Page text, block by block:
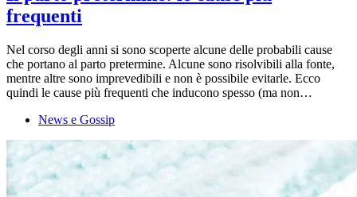
frequenti
Nel corso degli anni si sono scoperte alcune delle probabili cause
che portano al parto pretermine. Alcune sono risolvibili alla fonte,
mentre altre sono imprevedibili e non è possibile evitarle. Ecco
quindi le cause più frequenti che inducono spesso (ma non…
News e Gossip